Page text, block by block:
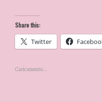
Share this:
Twitter
Caricamento...